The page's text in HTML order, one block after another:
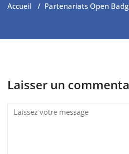
Accueil / Partenariats Open
Laisser un